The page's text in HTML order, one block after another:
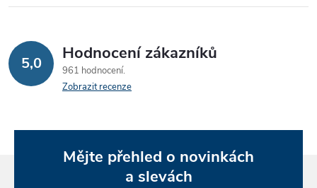
5,0 Hodnocení zákazníků
961 hodnocení
Zobrazit recenze
Mějte přehled o novinkách
a slevách